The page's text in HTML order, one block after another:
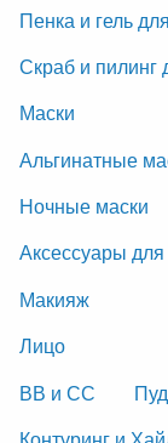
Пенка и гель
Скраб и пилинг
Маски
Альгинатные
Ночные маски
Аксессуары
Макияж
Лицо
ВВ и СС